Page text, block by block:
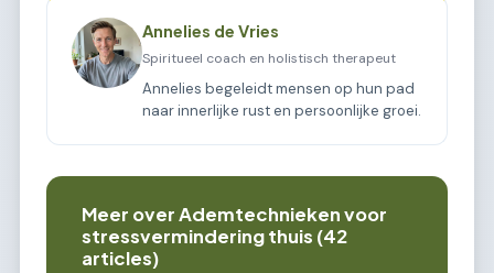
Annelies de Vries
Spiritueel coach en holistisch therapeut
Annelies begeleidt mensen op hun pad
naar innerlijke rust en persoonlijke groei.
Meer over Ademtechnieken voor
stressvermindering thuis (42
articles)